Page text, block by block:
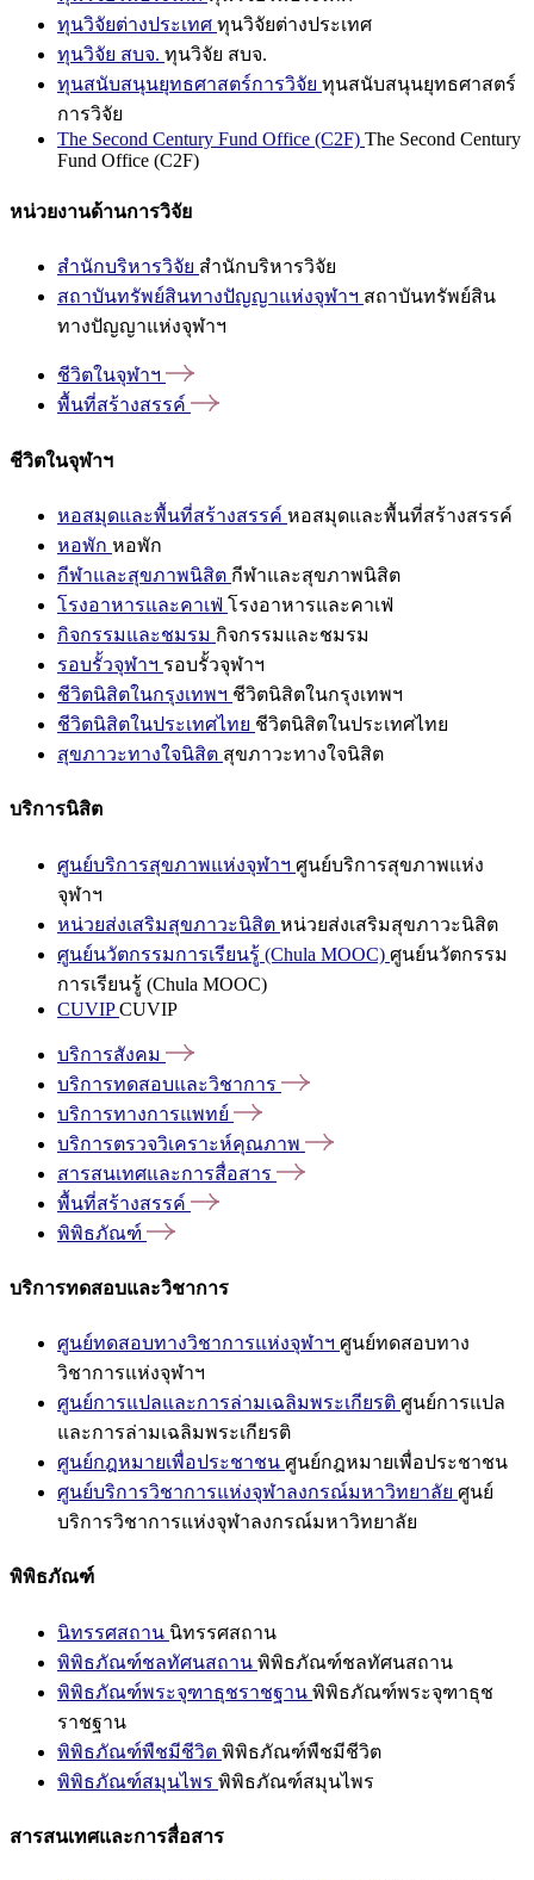
ทุนวิจัยต่างประเทศ ทุนวิจัยต่างประเทศ
ทุนวิจัย สบจ. ทุนวิจัย สบจ.
ทุนสนับสนุนยุทธศาสตร์การวิจัย ทุนสนับสนุนยุทธศาสตร์
การวิจัย
The Second Century Fund Office (C2F) The Second Century
Fund Office (C2F)
หน่วยงานด้านการวิจัย
สำนักบริหารวิจัย สำนักบริหารวิจัย
สถาบันทรัพย์สินทางปัญญาแห่งจุฬาฯ สถาบันทรัพย์สิน
ทางปัญญาแห่งจุฬาฯ
ชีวิตในจุฬาฯ
พื้นที่สร้างสรรค์
ชีวิตในจุฬาฯ
หอสมุดและพื้นที่สร้างสรรค์ หอสมุดและพื้นที่สร้างสรรค์
หอพัก หอพัก
กีฬาและสุขภาพนิสิต กีฬาและสุขภาพนิสิต
โรงอาหารและคาเฟ่ โรงอาหารและคาเฟ่
กิจกรรมและชมรม กิจกรรมและชมรม
รอบรั้วจุฬาฯ รอบรั้วจุฬาฯ
ชีวิตนิสิตในกรุงเทพฯ ชีวิตนิสิตในกรุงเทพฯ
ชีวิตนิสิตในประเทศไทย ชีวิตนิสิตในประเทศไทย
สุขภาวะทางใจนิสิต สุขภาวะทางใจนิสิต
บริการนิสิต
ศูนย์บริการสุขภาพแห่งจุฬาฯ ศูนย์บริการสุขภาพแห่ง
จุฬาฯ
หน่วยส่งเสริมสุขภาวะนิสิต หน่วยส่งเสริมสุขภาวะนิสิต
ศูนย์นวัตกรรมการเรียนรู้ (Chula MOOC) ศูนย์นวัตกรรม
การเรียนรู้ (Chula MOOC)
CUVIPCUVIP
บริการสังคม
บริการทดสอบและวิชาการ
บริการทางการแพทย์
บริการตรวจวิเคราะห์คุณภาพ
สารสนเทศและการสื่อสาร
พื้นที่สร้างสรรค์
พิพิธภัณฑ์
บริการทดสอบและวิชาการ
ศูนย์ทดสอบทางวิชาการแห่งจุฬาฯ ศูนย์ทดสอบทาง
วิชาการแห่งจุฬาฯ
ศูนย์การแปลและการล่ามเฉลิมพระเกียรติ ศูนย์การแปล
และการล่ามเฉลิมพระเกียรติ
ศูนย์กฎหมายเพื่อประชาชน ศูนย์กฎหมายเพื่อประชาชน
ศูนย์บริการวิชาการแห่งจุฬาลงกรณ์มหาวิทยาลัย ศูนย์
บริการวิชาการแห่งจุฬาลงกรณ์มหาวิทยาลัย
พิพิธภัณฑ์
นิทรรศสถาน นิทรรศสถาน
พิพิธภัณฑ์ชลทัศนสถาน พิพิธภัณฑ์ชลทัศนสถาน
พิพิธภัณฑ์พระจุฑาธุชราชฐาน พิพิธภัณฑ์พระจุฑาธุช
ราชฐาน
พิพิธภัณฑ์พืชมีชีวิต พิพิธภัณฑ์พืชมีชีวิต
พิพิธภัณฑ์สมุนไพร พิพิธภัณฑ์สมุนไพร
สารสนเทศและการสื่อสาร